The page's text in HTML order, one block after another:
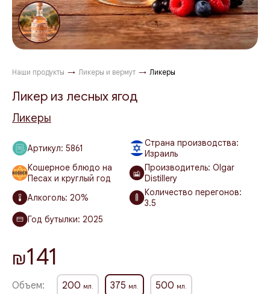
Наши продукты → Ликеры и вермут → Ликеры
Ликер из лесных ягод
Ликеры
Артикул: 5861
Страна производства:
Израиль
Кошерное блюдо на
Песах и круглый год
Производитель: Olgar
Distillery
Алкоголь: 20%
Количество перегонов:
3.5
Год бутылки: 2025
Объем: 375 мл. 500 мл.
200 мл.
₪141